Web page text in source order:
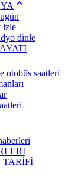
izle
dinle
otobüs saatleri
TARİFİ